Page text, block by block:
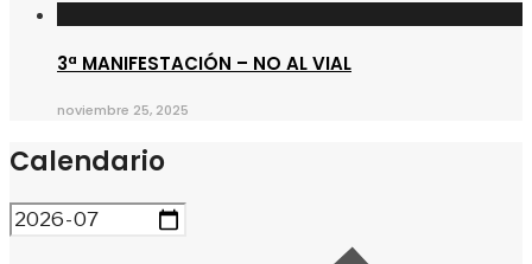
3ª MANIFESTACIÓN – NO AL VIAL
noviembre 25, 2025
Calendario